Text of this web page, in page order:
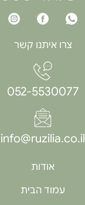
צרו איתנו קשר
052-5530077
info@ruzilia.co.il
אודות
עמוד הבית